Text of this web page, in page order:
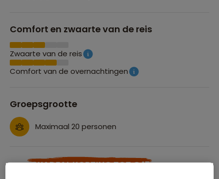
Comfort en zwaarte van de reis
Zwaarte van de reis
Comfort van de overnachtingen
Groepsgrootte
Maximaal 20 personen
SAWADEAL KORTING TOT € 150